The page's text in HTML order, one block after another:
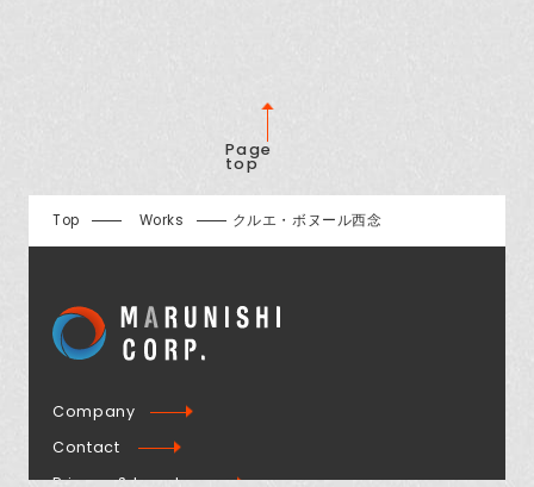
Page
top
Top Works クルエ・ボヌール西念
Company
Contact
Privacy & Legal